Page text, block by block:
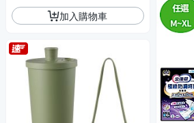
加入購物車